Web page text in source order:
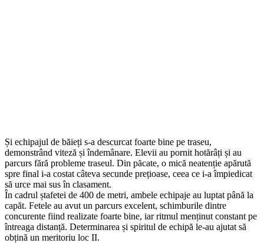
Și echipajul de băieți s-a descurcat foarte bine pe traseu,
demonstrând viteză și îndemânare. Elevii au pornit hotărâți și au
parcurs fără probleme traseul. Din păcate, o mică neatenție apărută
spre final i-a costat câteva secunde prețioase, ceea ce i-a împiedicat
să urce mai sus în clasament.
În cadrul ștafetei de 400 de metri, ambele echipaje au luptat până la
capăt. Fetele au avut un parcurs excelent, schimburile dintre
concurente fiind realizate foarte bine, iar ritmul menținut constant pe
întreaga distanță. Determinarea și spiritul de echipă le-au ajutat să
obțină un meritoriu loc II.